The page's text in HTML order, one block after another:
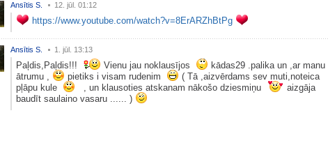
Ansītis S. 12. jūl. 01:12
https://www.youtube.com/watch?v=8ErARZhBtPg
Ansītis S. 1. jūl. 13:13
Paļdis,Paļdis!!! Vienu jau noklausījos
kādas29 .palika un ,ar manu
ātrumu ,
pietiks i visam rudenim
( Tā ,aizvērdams sev muti,noteica
pļāpu kule
, un klausoties atskanam nākošo dziesmiņu
aizgāja
baudīt saulaino vasaru ...... )